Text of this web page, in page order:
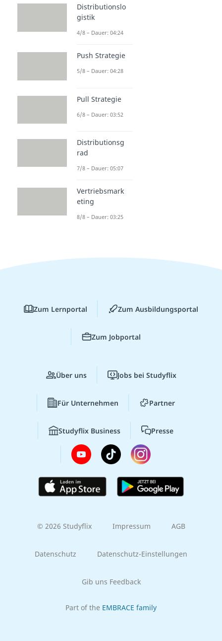
Distributionslo
gistik
4/8 – Dauer: 04:24
Push Strategie
5/8 – Dauer: 04:28
Pull Strategie
6/8 – Dauer: 03:52
Distributionsg
rad
7/8 – Dauer: 05:07
Vertriebsmark
eting
8/8 – Dauer: 03:25
Zum Lernportal Zum Ausbildungsportal
Zum Jobportal
Über uns Jobs bei Studyflix
Für Unternehmen Partner
Studyflix Business Presse
© 2026 Studyflix Impressum AGB
Datenschutz Datenschutz-Einstellungen
Gib uns Feedback
Part of the EMBRACE family